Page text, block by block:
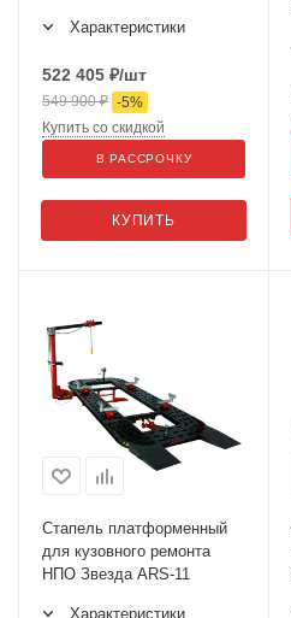
Характеристики
522 405 ₽/шт
549 900₽ -5%
КУПИТЬ
Купить со скидкой
В РАССРОЧКУ
Стапель платформенный
для кузовного ремонта
НПО Звезда ARS-11
Характеристики